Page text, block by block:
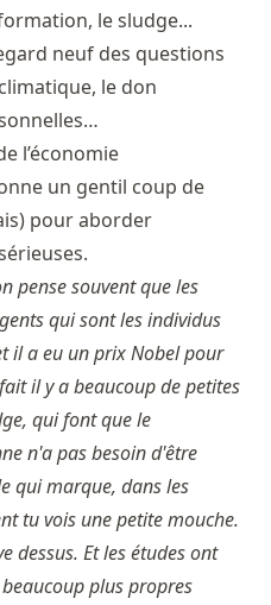
le sludge...
neuf des questions
le don
l’économie
un gentil coup de
pour aborder
pense souvent que les
qui sont les individus
il a eu un prix Nobel pour
il y a beaucoup de petites
qui font que le
n'a pas besoin d'être
qui marque, dans les
tu vois une petite mouche.
dessus. Et les études ont
plus propres